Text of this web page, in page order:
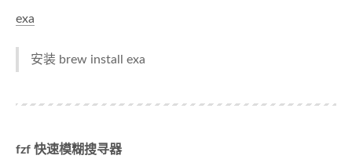
exa
安装 brew install exa
fzf 快速模糊搜寻器